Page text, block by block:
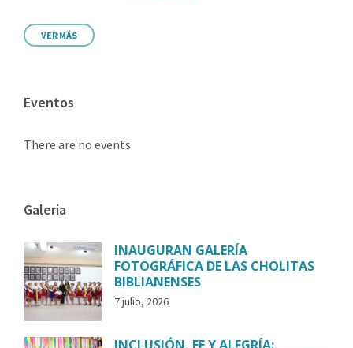
VER MÁS
Eventos
There are no events
Galeria
INAUGURAN GALERÍA
FOTOGRÁFICA DE LAS CHOLITAS
BIBLIANENSES
7 julio, 2026